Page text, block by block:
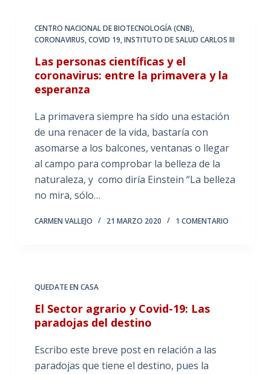
CENTRO NACIONAL DE BIOTECNOLOGÍA (CNB),
CORONAVIRUS,COVID 19,INSTITUTO DE SALUD CARLOS III
Las personas científicas y el
coronavirus: entre la primavera y la
esperanza
La primavera siempre ha sido una estación
de una renacer de la vida, bastaría con
asomarse a los balcones, ventanas o llegar
al campo para comprobar la belleza de la
naturaleza, y como diría Einstein “La belleza
no mira, sólo…
CARMEN VALLEJO 21 MARZO 2020 1 COMENTARIO
QUEDATE EN CASA
El Sector agrario y Covid-19: Las
paradojas del destino
Escribo este breve post en relación a las
paradojas que tiene el destino, pues la